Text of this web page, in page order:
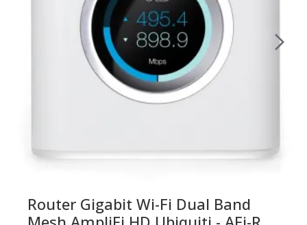
Router Gigabit Wi-Fi Dual Band